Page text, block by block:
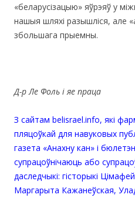
«беларусізацыю» яўрэяў у
нашыя шляхі разышліся, але
збольшага прыемны.
Д-р Ле Фоль і яе праца
З сайтам belisrael.info, які
пляцоўкай для навуковых
газета «Анахну кан» і
супрацоўнічаюць або
даследчыкі: гісторыкі
Маргарыта Кажанеўская,